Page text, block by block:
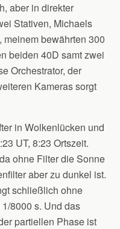
aber in direkter
Stativen, Michaels
bewährten 300
beiden 40D samt zwei
Orchestrator, der
Kameras sorgt
in Wolkenlücken und
UT, 8:23 Ortszeit.
ohne Filter die Sonne
aber zu dunkel ist.
schließlich ohne
8000 s. Und das
partiellen Phase ist